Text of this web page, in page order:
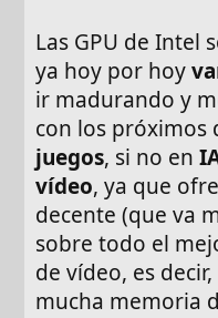
Las GPU de Intel
ya hoy por hoy
ir madurando y
con los próximos
juegos, si no en
vídeo, ya que
decente (que va
sobre todo el
de vídeo, es
mucha memoria